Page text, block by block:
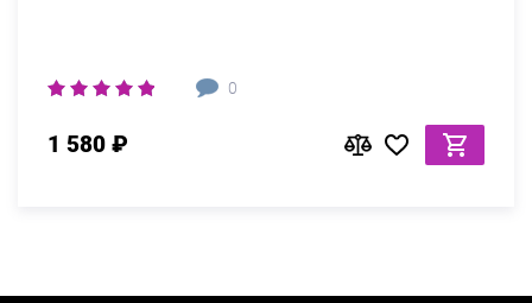
0
1 580 ₽